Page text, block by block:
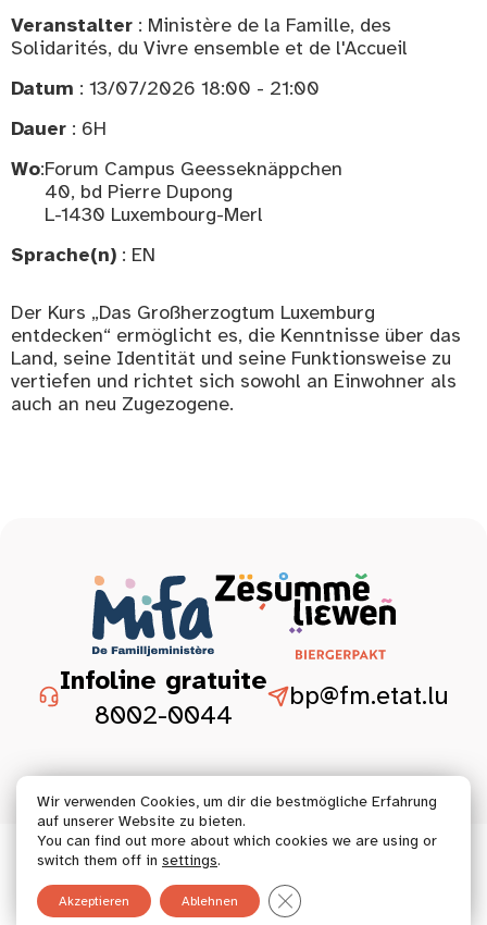
Veranstalter : Ministère de la Famille, des
Solidarités, du Vivre ensemble et de l'Accueil
Datum : 13/07/2026 18:00 - 21:00
Dauer : 6H
Wo:Forum Campus Geesseknäppchen
40, bd Pierre Dupong
L-1430 Luxembourg-Merl
Sprache(n) : EN
Der Kurs „Das Großherzogtum Luxemburg
entdecken“ ermöglicht es, die Kenntnisse über das
Land, seine Identität und seine Funktionsweise zu
vertiefen und richtet sich sowohl an Einwohner als
auch an neu Zugezogene.
Infoline gratuite
8002-0044
bp@fm.etat.lu
© 2026 Tous droits réservés.
Wir verwenden Cookies, um dir die bestmögliche Erfahrung
auf unserer Website zu bieten.
You can find out more about which cookies we are using or
switch them off in settings.
Akzeptieren Ablehnen GDPR Cookie-Banner